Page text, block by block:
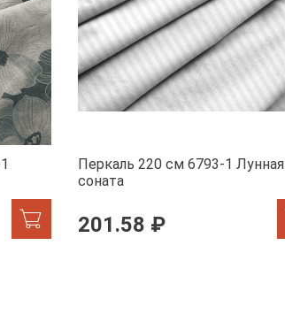
Перкаль 220 см 6793-1 Лунная
соната
201.58 ₽